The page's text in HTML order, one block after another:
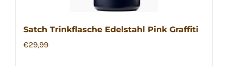
Satch Trinkflasche Edelstahl Pink Graffiti
€29,99